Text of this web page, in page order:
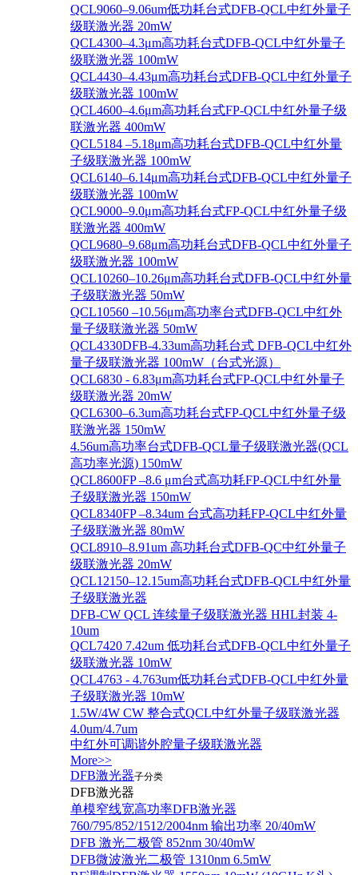
QCL9060–9.06um低功耗台式DFB-QCL中红外量子
级联激光器 20mW
QCL4300–4.3μm高功耗台式DFB-QCL中红外量子
级联激光器 100mW
QCL4430–4.43μm高功耗台式DFB-QCL中红外量子
级联激光器 100mW
QCL4600–4.6μm高功耗台式FP-QCL中红外量子级
联激光器 400mW
QCL5184 –5.18μm高功耗台式DFB-QCL中红外量
子级联激光器 100mW
QCL6140–6.14μm高功耗台式DFB-QCL中红外量子
级联激光器 100mW
QCL9000–9.0μm高功耗台式FP-QCL中红外量子级
联激光器 400mW
QCL9680–9.68μm高功耗台式DFB-QCL中红外量子
级联激光器 100mW
QCL10260–10.26μm高功耗台式DFB-QCL中红外量
子级联激光器 50mW
QCL10560 –10.56μm高功率台式DFB-QCL中红外
量子级联激光器 50mW
QCL4330DFB-4.33um高功耗台式 DFB-QCL中红外
量子级联激光器 100mW（台式光源）
QCL6830 - 6.83μm高功耗台式FP-QCL中红外量子
级联激光器 20mW
QCL6300–6.3um高功耗台式FP-QCL中红外量子级
联激光器 150mW
4.56um高功率台式DFB-QCL量子级联激光器(QCL
高功率光源) 150mW
QCL8600FP –8.6 μm台式高功耗FP-QCL中红外量
子级联激光器 150mW
QCL8340FP –8.34um 台式高功耗FP-QCL中红外量
子级联激光器 80mW
QCL8910–8.91um 高功耗台式DFB-QC中红外量子
级联激光器 20mW
QCL12150–12.15um高功耗台式DFB-QCL中红外量
子级联激光器
DFB-CW QCL 连续量子级联激光器 HHL封装 4-
10um
QCL7420 7.42um 低功耗台式DFB-QCL中红外量子
级联激光器 10mW
QCL4763 - 4.763um低功耗台式DFB-QCL中红外量
子级联激光器 10mW
1.5W/4W CW 整合式QCL中红外量子级联激光器
4.0um/4.7um
中红外可调谐外腔量子级联激光器
More>>
DFB激光器子分类
DFB激光器
单模窄线宽高功率DFB激光器
760/795/852/1512/2004nm 输出功率 20/40mW
DFB 激光二极管 852nm 30/40mW
DFB微波激光二极管 1310nm 6.5mW